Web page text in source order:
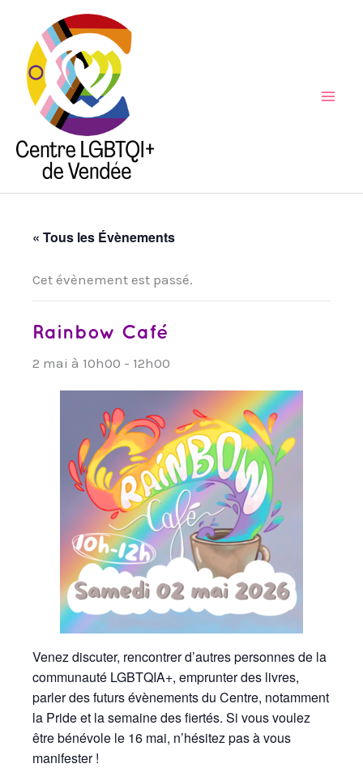
contenu
« Tous les Évènements
Cet évènement est passé.
Rainbow Café
2 mai à 10h00 - 12h00
Venez discuter, rencontrer d’autres personnes de la
communauté LGBTQIA+, emprunter des livres,
parler des futurs évènements du Centre, notamment
la Pride et la semaine des fiertés. Si vous voulez
être bénévole le 16 mai, n’hésitez pas à vous
manifester !